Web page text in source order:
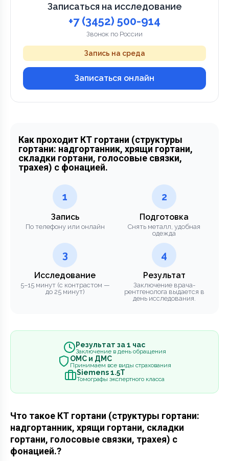
Записаться на исследование
+7 (3452) 500-914
Звонок по России
Запись на среда
Записаться онлайн
Как проходит КТ гортани (структуры
гортани: надгортанник, хрящи гортани,
складки гортани, голосовые связки,
трахея) с фонацией.
1
Запись
По телефону или онлайн
2
Подготовка
Снять металл, удобная
одежда
3
Исследование
5–15 минут (с контрастом —
до 25 минут)
4
Результат
Заключение врача-
рентгенолога выдается в
день исследования.
Результат за 1 час
Заключение в день обращения
ОМС и ДМС
Принимаем все виды страхования
Siemens 1.5Т
Томографы экспертного класса
Что такое КТ гортани (структуры гортани:
надгортанник, хрящи гортани, складки
гортани, голосовые связки, трахея) с
фонацией.?